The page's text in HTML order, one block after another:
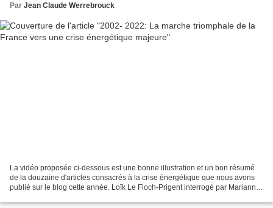
Par Jean Claude Werrebrouck
La vidéo proposée ci-dessous est une bonne illustration et un bon résumé
de la douzaine d'articles consacrés à la crise énergétique que nous avons
publié sur le blog cette année. Loïk Le Floch-Prigent interrogé par Marianne